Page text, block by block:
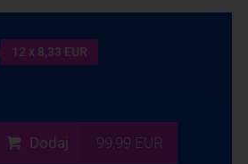
12 x 8,33 EUR
Dodaj 99,99 EUR